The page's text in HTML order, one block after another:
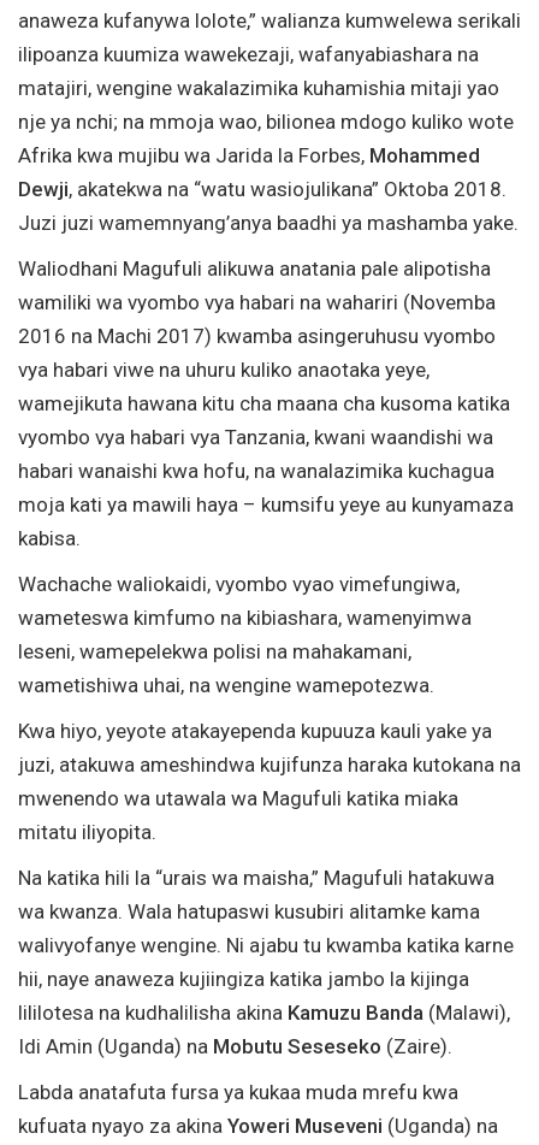
anaweza kufanywa lolote,” walianza kumwelewa serikali
ilipoanza kuumiza wawekezaji, wafanyabiashara na
matajiri, wengine wakalazimika kuhamishia mitaji yao
nje ya nchi; na mmoja wao, bilionea mdogo kuliko wote
Afrika kwa mujibu wa Jarida la Forbes, Mohammed
Dewji, akatekwa na “watu wasiojulikana” Oktoba 2018.
Juzi juzi wamemnyang’anya baadhi ya mashamba yake.
Waliodhani Magufuli alikuwa anatania pale alipotisha
wamiliki wa vyombo vya habari na wahariri (Novemba
2016 na Machi 2017) kwamba asingeruhusu vyombo
vya habari viwe na uhuru kuliko anaotaka yeye,
wamejikuta hawana kitu cha maana cha kusoma katika
vyombo vya habari vya Tanzania, kwani waandishi wa
habari wanaishi kwa hofu, na wanalazimika kuchagua
moja kati ya mawili haya – kumsifu yeye au kunyamaza
kabisa.
Wachache waliokaidi, vyombo vyao vimefungiwa,
wameteswa kimfumo na kibiashara, wamenyimwa
leseni, wamepelekwa polisi na mahakamani,
wametishiwa uhai, na wengine wamepotezwa.
Kwa hiyo, yeyote atakayependa kupuuza kauli yake ya
juzi, atakuwa ameshindwa kujifunza haraka kutokana na
mwenendo wa utawala wa Magufuli katika miaka
mitatu iliyopita.
Na katika hili la “urais wa maisha,” Magufuli hatakuwa
wa kwanza. Wala hatupaswi kusubiri alitamke kama
walivyofanye wengine. Ni ajabu tu kwamba katika karne
hii, naye anaweza kujiingiza katika jambo la kijinga
lililotesa na kudhalilisha akina Kamuzu Banda (Malawi),
Idi Amin (Uganda) na Mobutu Seseseko (Zaire).
Labda anatafuta fursa ya kukaa muda mrefu kwa
kufuata nyayo za akina Yoweri Museveni (Uganda) na